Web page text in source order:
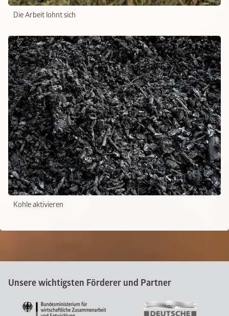
Die Arbeit lohnt sich
Kohle aktivieren
Unsere wichtigsten Förderer und Partner